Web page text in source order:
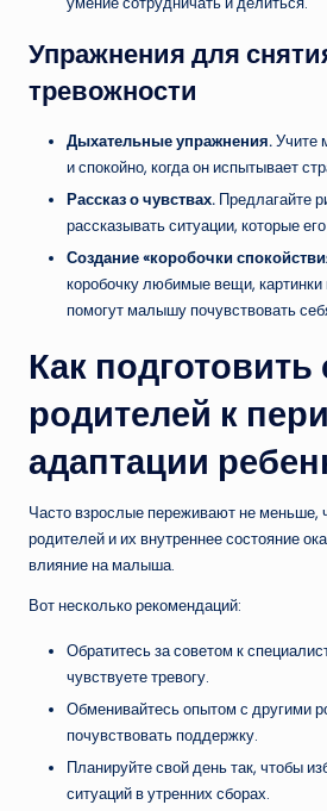
Упражнения для
тревожности
Дыхательные упражнения.Учите
и спокойно, когда он испытывает
Рассказ о чувствах. Предлагайте
рассказывать ситуации, которые
Создание «коробочки
коробочку любимые вещи,
помогут малышу почувствовать
Как подготовить
родителей к
адаптации
Часто взрослые переживают не меньше,
родителей и их внутреннее состояние
влияние на малыша.
Вот несколько рекомендаций:
Обратитесь за советом к
чувствуете тревогу.
Обменивайтесь опытом с другими
почувствовать поддержку.
Планируйте свой день так, чтобы
ситуаций в утренних сборах.